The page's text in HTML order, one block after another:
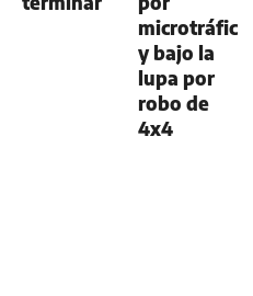
microtráfico
y bajo la
lupa por
robo de
4x4